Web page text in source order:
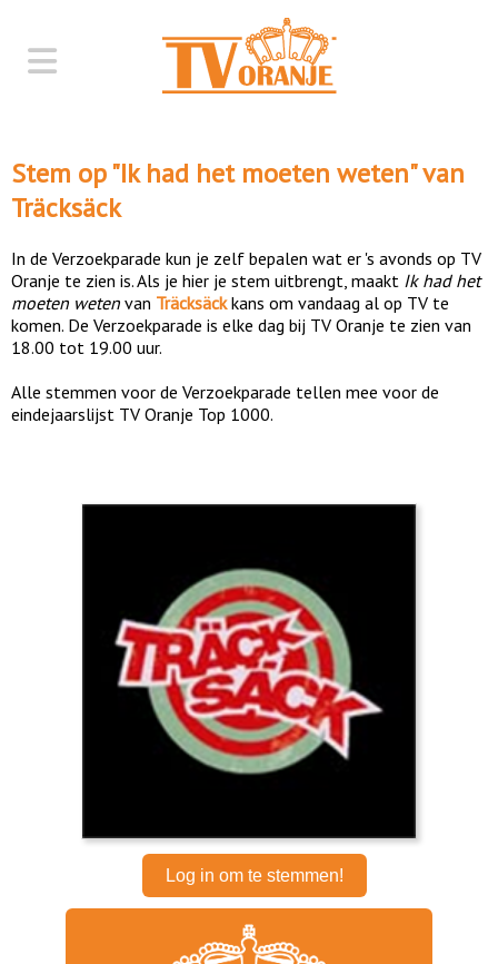
Stem op "Ik had het moeten weten" van
Träcksäck
In de Verzoekparade kun je zelf bepalen wat er 's avonds op TV
Oranje te zien is. Als je hier je stem uitbrengt, maakt Ik had het
moeten weten van Träcksäckkans om vandaag al op TV te
komen. De Verzoekparade is elke dag bij TV Oranje te zien van
18.00 tot 19.00 uur.
Alle stemmen voor de Verzoekparade tellen mee voor de
eindejaarslijst TV Oranje Top 1000.
Log in om te stemmen!